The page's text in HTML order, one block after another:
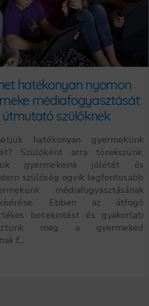
hatékonyan nyomon
médiafogyasztását:
szülőknek
hatékonyan gyermekünk
Szülőként arra törekszünk,
gyermekeink jólétét és
szülőség egyik legfontosabb
médiafogyasztásának
Ebben az átfogó
betekintést és gyakorlati
meg a gyermeked
f...